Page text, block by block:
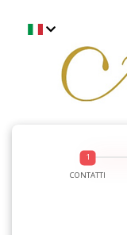
CONTATTI